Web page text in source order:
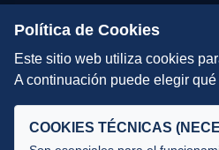
Escuelas de Triatlón
DIRECCIÓN TÉCNICA
Selecciones
Política de Cookies
Este sitio web utiliza cookies
A continuación puede elegir
COOKIES TÉCNICAS